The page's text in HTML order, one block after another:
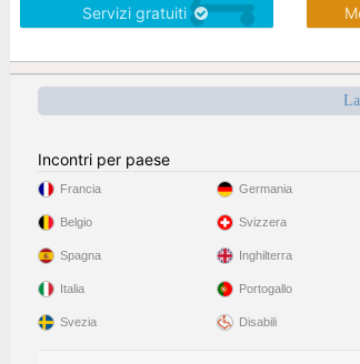
Servizi gratuiti
Incontri per paese
Francia
Belgio
Spagna
Italia
Svezia
Germania
Svizzera
Inghilterra
Portogallo
Disabili